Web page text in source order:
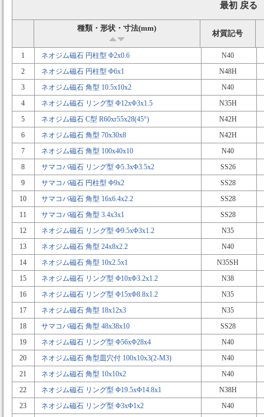
最初 戻
種類・形状・寸法(mm)
材質記号
1 ネオジム磁石 円柱型 Φ2x0.6
N40
2
ネオジム磁石 円柱型 Φ6x1
N48H
3
ネオジム磁石 角型 10.5x10x2
N40
4
ネオジム磁石 リング型 Φ12xΦ3x1.5
N35H
5
ネオジム磁石 C型 R60xr55x28(45°)
N42H
6
ネオジム磁石 角型 70x30x8
N42H
7
ネオジム磁石 角型 100x40x10
N40
8
サマコバ磁石 リング型 Φ5.3xΦ3.5x2
SS26
9
サマコバ磁石 円柱型 Φ9x2
SS28
10
サマコバ磁石 角型 16x6.4x2.2
SS28
11
サマコバ磁石 角型 3.4x3x1
SS28
12
ネオジム磁石 リング型 Φ9.5xΦ3x1.2
N35
13
ネオジム磁石 角型 24x8x2.2
N40
14
ネオジム磁石 角型 10x2.5x1
N35SH
15
ネオジム磁石 リング型 Φ10xΦ3.2x1.2
N38
16
ネオジム磁石 リング型 Φ15xΦ8.8x1.2
N35
17
ネオジム磁石 角型 18x12x3
N35
18
サマコバ磁石 角型 48x38x10
SS28
19
ネオジム磁石 リング型 Φ56xΦ28x4
N40
20
ネオジム磁石 角型皿穴付 100x10x3(2-M3)
N40
21
ネオジム磁石 角型 10x10x2
N40
22
ネオジム磁石 リング型 Φ19.5xΦ14.8x1
N38H
23
ネオジム磁石 リング型 Φ3xΦ1x2
N40